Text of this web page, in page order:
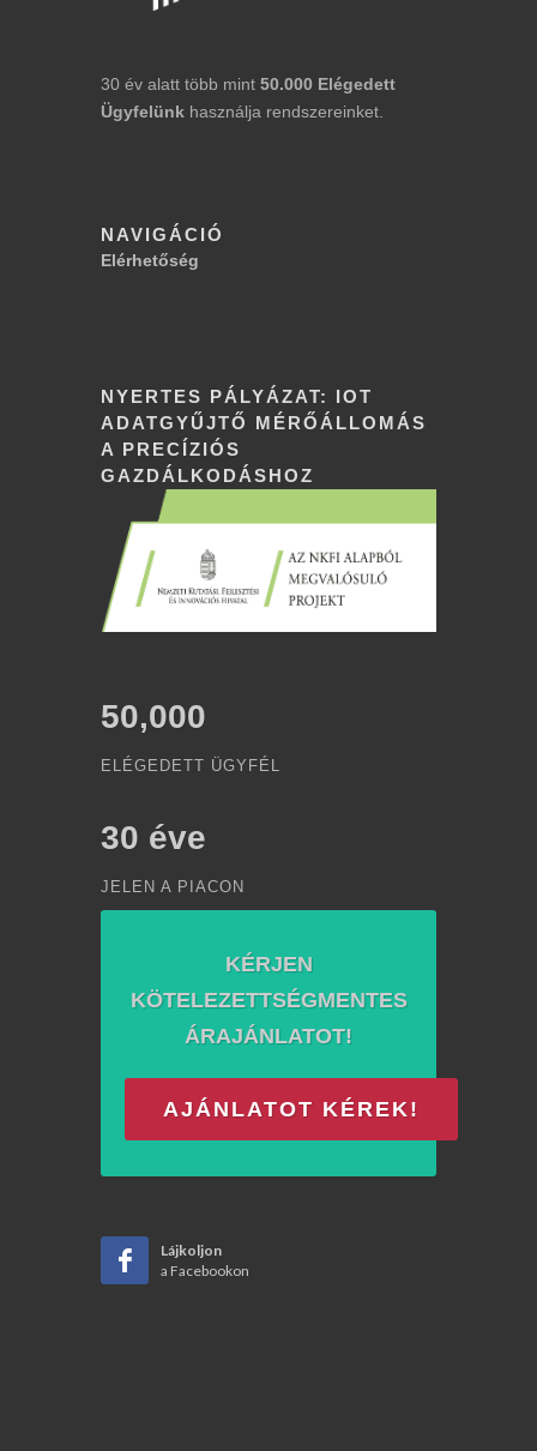
30 év alatt több mint 50.000 Elégedett
Ügyfelünk használja rendszereinket.
NAVIGÁCIÓ
Elérhetőség
NYERTES PÁLYÁZAT: IOT
ADATGYŰJTŐ MÉRŐÁLLOMÁS
A PRECÍZIÓS
GAZDÁLKODÁSHOZ
50,000
ELÉGEDETT ÜGYFÉL
30 éve
JELEN A PIACON
KÉRJEN
KÖTELEZETTSÉGMENTES
ÁRAJÁNLATOT!
AJÁNLATOT KÉREK!
Lájkoljon
a Facebookon